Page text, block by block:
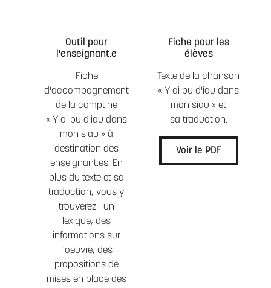
Outil pour
l'enseignant.e
Fiche
d'accompagnement
de la comptine
« Y ai pu d'iau dans
mon siau » à
destination des
enseignant.es. En
plus du texte et sa
traduction, vous y
trouverez : un
lexique, des
informations sur
l'oeuvre, des
propositions de
mises en place des
Fiche pour les
élèves
Texte de la chanson
« Y ai pu d'iau dans
mon siau » et
sa traduction.
Voir le PDF